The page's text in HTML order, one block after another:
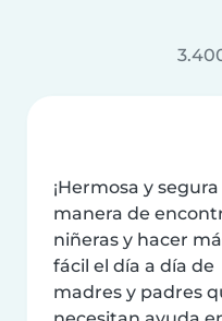
¡Hermosa y segura
manera de
niñeras y hacer
fácil el día a día de
madres y padres